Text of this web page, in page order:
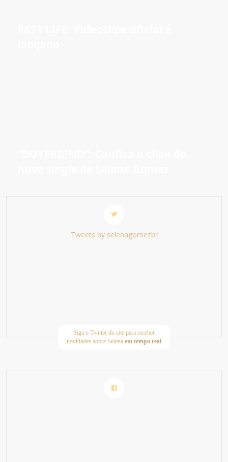
Tweets by selenagomezbr
Siga o Twitter do site para receber
novidades sobre Selena em tempo real